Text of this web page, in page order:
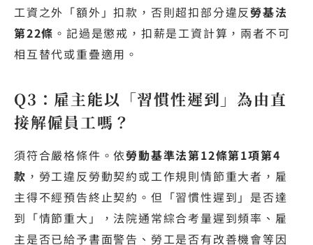
工資之外「額外」扣款，否則超扣部分違反勞基法
第22條 。記過是懲戒，扣薪是工資計算，兩者不可
相互替代或重疊適用。
Q3：雇主能以「習慣性遲到」為由直
接解僱員工嗎？
須符合嚴格條件。依勞動基準法第12條第1項第4
款 ，勞工違反勞動契約或工作規則情節重大者，雇
主得不經預告終止契約。但「習慣性遲到」是否達
到「情節重大」，法院通常綜合考量遲到頻率、雇
主是否已給予書面警告、勞工是否有改善機會等因